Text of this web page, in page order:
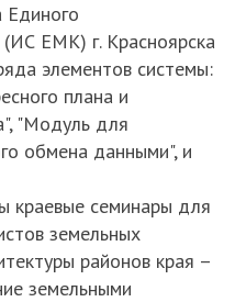
(ИС ЕМК) г. Красноярска
элементов системы:
плана и
"Модуль для
обмена данными", и
краевые семинары для
земельных
районов края –
земельными